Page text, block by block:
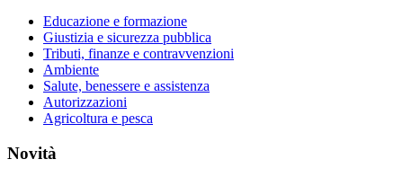
Educazione e formazione
Giustizia e sicurezza pubblica
Tributi, finanze e contravvenzioni
Ambiente
Salute, benessere e assistenza
Autorizzazioni
Agricoltura e pesca
Novità